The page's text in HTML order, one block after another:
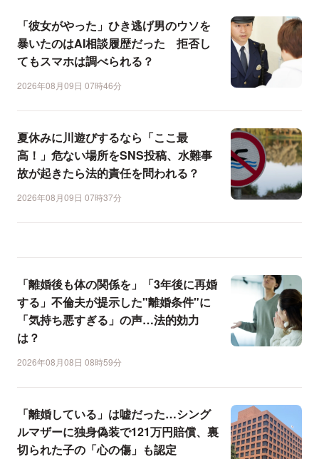
「彼女がやった」ひき逃げ男のウソを
暴いたのはAI相談履歴だった 拒否し
てもスマホは調べられる？
2026年08月09日 07時46分
夏休みに川遊びするなら「ここ最
高！」危ない場所をSNS投稿、水難事
故が起きたら法的責任を問われる？
2026年08月09日 07時37分
「離婚後も体の関係を」「3年後に再婚
する」不倫夫が提示した"離婚条件"に
「気持ち悪すぎる」の声…法的効力
は？
2026年08月08日 08時59分
「離婚している」は嘘だった…シング
ルマザーに独身偽装で121万円賠償、裏
切られた子の「心の傷」も認定